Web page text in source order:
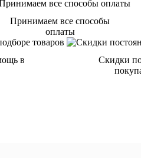
Принимаем все способы
оплаты
в
Скидки